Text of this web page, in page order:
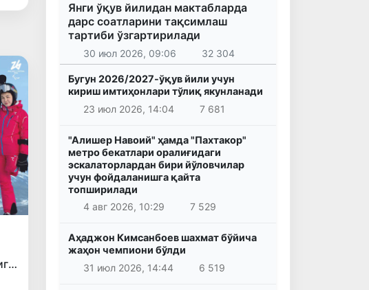
Янги ўқув йилидан мактабларда
дарс соатларини тақсимлаш
тартиби ўзгартирилади
30 июл 2026, 09:06 32 304
Бугун 2026/2027-ўқув йили учун
кириш имтиҳонлари тўлиқ якунланади
23 июл 2026, 14:04
7 681
"Алишер Навоий" ҳамда "Пахтакор"
метро бекатлари оралиғидаги
эскалаторлардан бири йўловчилар
учун фойдаланишга қайта
топширилади
4 авг 2026, 10:29
7 529
Аҳаджон Кимсанбоев шахмат бўйича
жаҳон чемпиони бўлди
31 июл 2026, 14:44
6 519